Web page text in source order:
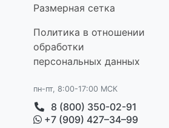
Размерная сетка
Политика в отношении
обработки
персональных данных
пн-пт, 8:00-17:00 МСК
8 (800) 350-02-91
+7 (909) 427–34–99